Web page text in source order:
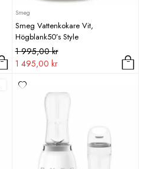
Smeg
Smeg Vattenkokare Vit,
Högblank50’s Style
1 995,00kr
Det
ursprungliga
var:
995,00 kr.
1 495,00 kr
Det
nuvarande
är:
495,00 kr.